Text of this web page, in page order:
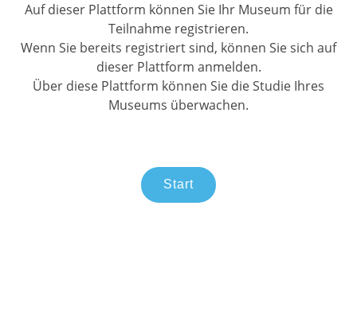
Auf dieser Plattform können Sie Ihr Museum für die
Teilnahme registrieren.
Wenn Sie bereits registriert sind, können Sie sich auf
dieser Plattform anmelden.
Über diese Plattform können Sie die Studie Ihres
Museums überwachen.
Start